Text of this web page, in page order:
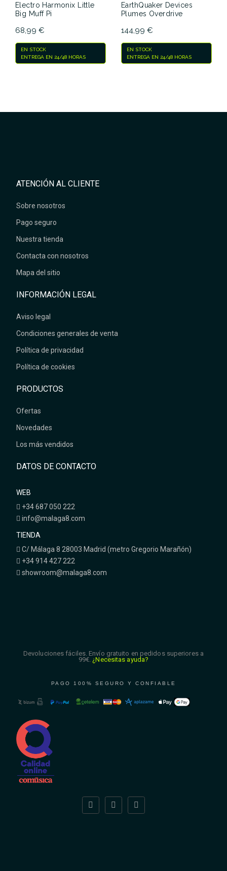
Electro Harmonix Little
Big Muff Pi
68,99 €
EN STOCK
ENTREGA EN 24/48 HORAS
EarthQuaker Devices
Plumes Overdrive
144,99 €
EN STOCK
ENTREGA EN 24/48 HORAS
ATENCIÓN AL CLIENTE
Sobre nosotros
Pago seguro
Nuestra tienda
Contacta con nosotros
Mapa del sitio
INFORMACIÓN LEGAL
Aviso legal
Condiciones generales de venta
Política de privacidad
Política de cookies
PRODUCTOS
Ofertas
Novedades
Los más vendidos
DATOS DE CONTACTO
WEB
+34 687 050 222
info@malaga8.com
TIENDA
C/ Málaga 8 28003 Madrid (metro Gregorio Marañón)
+34 914 427 222
showroom@malaga8.com
Devoluciones fáciles. Envío gratuito en pedidos superiores a
99€. ¿Necesitas ayuda?
PAGO 100% SEGURO Y CONFIABLE